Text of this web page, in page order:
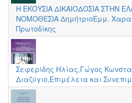
Η ΕΚΟΥΣΙΑ ΔΙΚΑΙΟΔΟΣΙΑ ΣΤΗΝ
ΝΟΜΟΘΕΣΙΑ ΔημήτριοΕμμ.
Πρωτοδίκης
Σεφερίδης Ηλίας,Γώγος
Διαζύγιο,Επιμέλεια και